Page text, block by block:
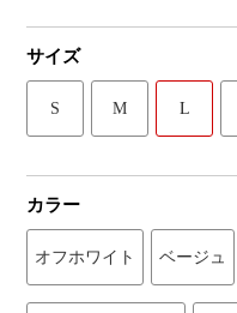
サイズ
S M L
カラー
オフホワイト ベージュ